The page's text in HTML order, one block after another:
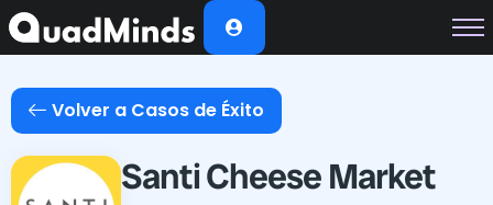
Soluciones
Módulos
Casos de Éxito
Planes
Volver a Casos de Éxito
Santi Cheese Market